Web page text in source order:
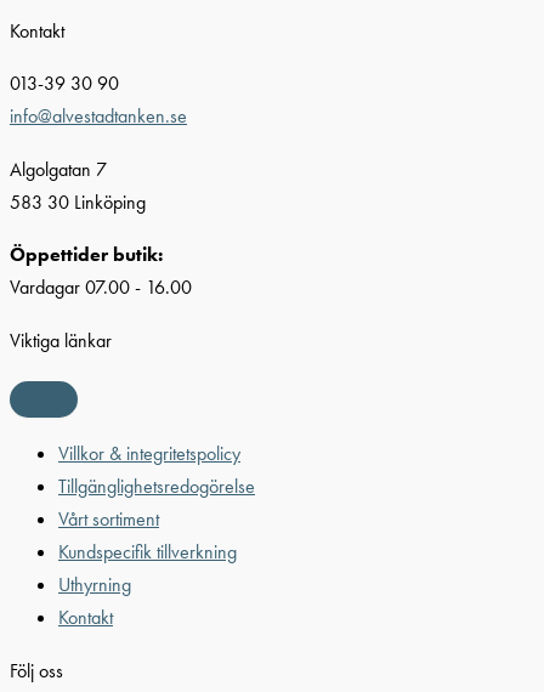
Kontakt
013-39 30 90
info@alvestadtanken.se
Algolgatan 7
583 30 Linköping
Öppettider butik:
Vardagar 07.00 - 16.00
Viktiga länkar
Villkor & integritetspolicy
Tillgänglighetsredogörelse
Vårt sortiment
Kundspecifik tillverkning
Uthyrning
Kontakt
Följ oss